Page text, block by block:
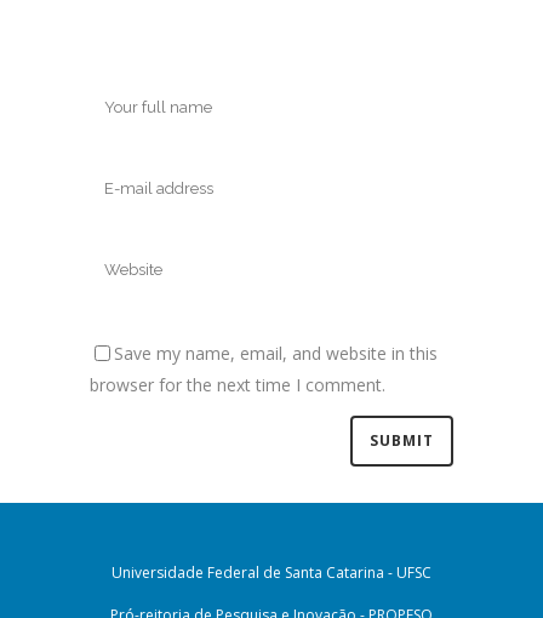
Save my name, email, and website in this
browser for the next time I comment.
Universidade Federal de Santa Catarina - UFSC